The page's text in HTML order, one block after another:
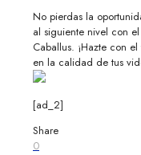
No pierdas la
al siguiente nivel con
Caballus. ¡Hazte con
en la calidad de tus
[ad_2]
Share
0